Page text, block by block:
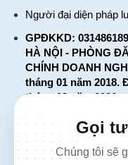
Người đại diện pháp
GPĐKKD:
HÀ NỘI - PHÒNG
CHÍNH DOANH
tháng 01 năm 2018.
tháng 03 năm 2026
226 Đường Láng,
137 Đường Hòa
Minh
Gọi
Chúng tôi sẽ